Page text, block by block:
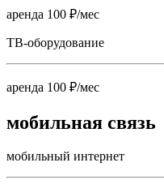
аренда 100 ₽/мес
ТВ-оборудование
аренда 100 ₽/мес
мобильная связь
мобильный интернет